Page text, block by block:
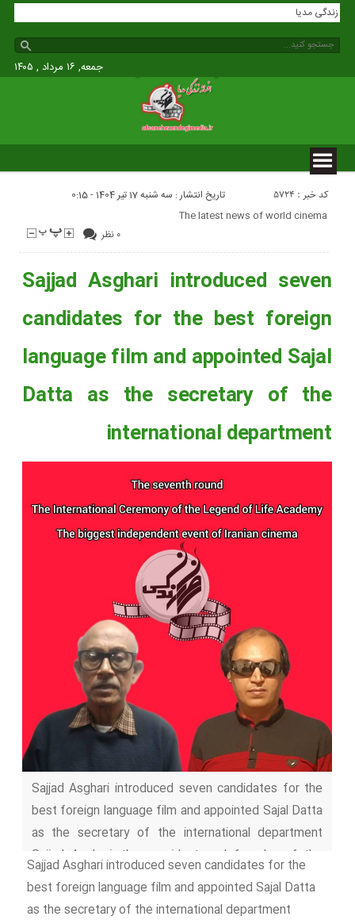
افسانه زندگی مدیا
جمعه, ۱۶ مرداد , ۱۴۰۵
کد خبر : 5724 تاریخ انتشار : سه شنبه 17 تیر 1404 - 0:15
۰ نظر
The latest news of world cinema
Sajjad Asghari introduced seven
candidates for the best foreign
language film and appointed Sajal
Datta as the secretary of the
international department
Sajjad Asghari introduced seven candidates for the
best foreign language film and appointed Sajal Datta
as the secretary of the international department
Sajjad Asghari, the president and founder of the
international event of the Legend of Life Academy,
said; We are happy that we have reached the point
Sajjad Asghari introduced seven candidates for the
best foreign language film and appointed Sajal Datta
as the secretary of the international department